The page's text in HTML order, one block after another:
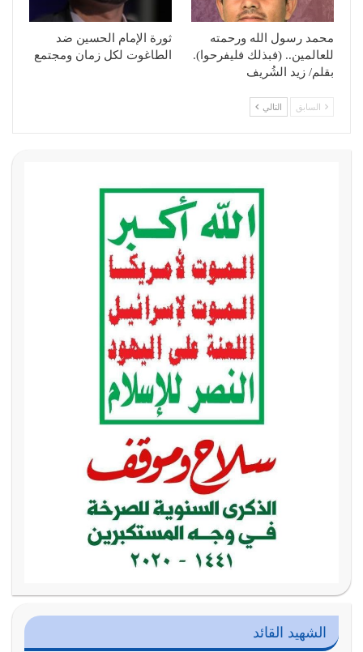
محمد رسول الله ورحمته
للعالمين.. (فبذلك فليفرحوا).
بقلم/ زيد الشُريف
ثورة الإمام الحسين ضد
الطاغوت لكل زمان ومجتمع
السابق التالي
الشهيد القائد